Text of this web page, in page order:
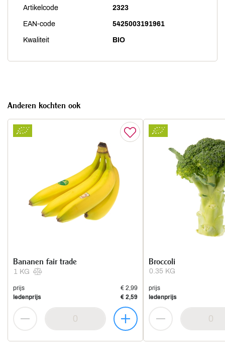
Artikelcode 2323
EAN-code 5425003191961
Kwaliteit BIO
Anderen kochten ook
1 KG
Bananen fair trade
prijs
€ 2,99
ledenprijs
€ 2,59
0.35 KG
Broccoli
prijs
ledenprijs